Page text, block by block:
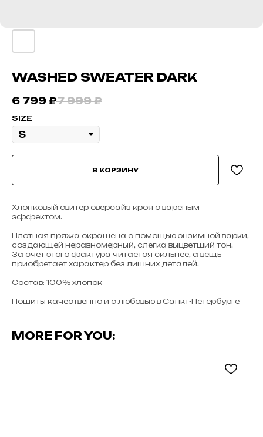
WASHED SWEATER DARK
6 799 ₽7 999 ₽
SIZE
В КОРЗИНУ
Хлопковый свитер оверсайз кроя с варёным
эффектом.
Плотная пряжа окрашена с помощью энзимной варки,
создающей неравномерный, слегка выцветший тон.
За счёт этого фактура читается сильнее, а вещь
приобретает характер без лишних деталей.
Состав: 100% хлопок
Пошиты качественно и с любовью в Санкт-Петербурге
MORE FOR YOU: